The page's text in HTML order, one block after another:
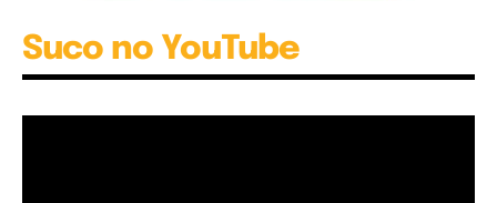
Suco no YouTube